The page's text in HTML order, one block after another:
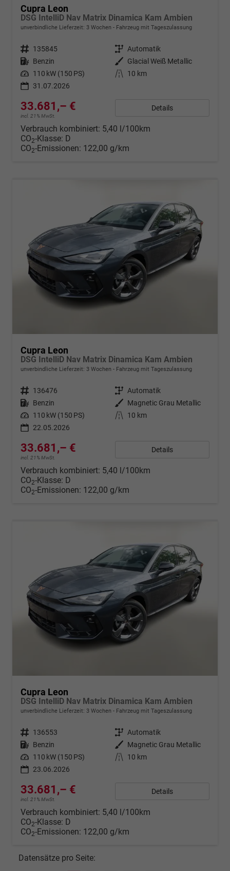
Cupra Leon
DSG IntelliD Nav Matrix Dinamica Kam Ambien
unverbindliche Lieferzeit: 3 Wochen Fahrzeug mit Tageszulassung
Fahrzeugnr. 135845 Getriebe Automatik
Kraftstoff Benzin Außenfarbe Glacial Weiß Metallic
Leistung 110 kW (150 PS) Kilometerstand
10 km
31.07.2026
33.681,– €
incl. 21% MwSt.
Details
Verbrauch kombiniert: 5,40 l/100km
CO2-Klasse: D
CO2-Emissionen: 122,00 g/km
Cupra Leon
DSG IntelliD Nav Matrix Dinamica Kam Ambien
unverbindliche Lieferzeit: 3 Wochen Fahrzeug mit Tageszulassung
Fahrzeugnr. 136476 Getriebe Automatik
Kraftstoff Benzin Außenfarbe Magnetic Grau Metallic
Leistung 110 kW (150 PS) Kilometerstand
10 km
22.05.2026
33.681,– €
incl. 21% MwSt.
Details
Verbrauch kombiniert: 5,40 l/100km
CO2-Klasse: D
CO2-Emissionen: 122,00 g/km
Cupra Leon
DSG IntelliD Nav Matrix Dinamica Kam Ambien
unverbindliche Lieferzeit: 3 Wochen Fahrzeug mit Tageszulassung
Fahrzeugnr. 136553 Getriebe Automatik
Kraftstoff Benzin Außenfarbe Magnetic Grau Metallic
Leistung 110 kW (150 PS) Kilometerstand
10 km
23.06.2026
33.681,– €
incl. 21% MwSt.
Details
Verbrauch kombiniert: 5,40 l/100km
CO2-Klasse: D
CO2-Emissionen: 122,00 g/km
Datensätze pro Seite: